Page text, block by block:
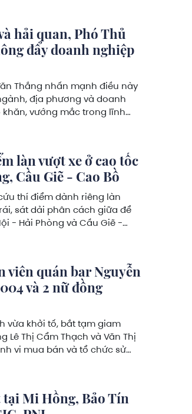
hải quan, Phó Thủ
đẩy doanh nghiệp
Thắng nhấn mạnh điều này
địa phương và doanh
vướng mắc trong lĩnh
8/8.
làn vượt xe ở cao tốc
Cầu Giẽ - Cao Bồ
thí điểm dành riêng làn
sát dải phân cách giữa để
- Hải Phòng và Cầu Giẽ -
viên quán bar Nguyễn
và 2 nữ đồng
vừa khởi tố, bắt tạm giam
Lê Thị Cẩm Thạch và Văn Thị
vi mua bán và tổ chức sử
tại nơi thuê trọ.
Mi Hồng, Bảo Tín